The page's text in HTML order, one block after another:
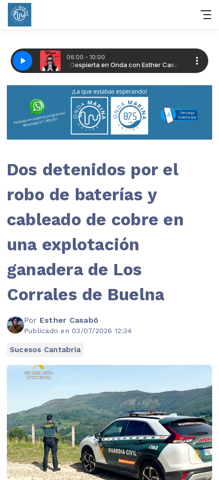
Dos detenidos por el
robo de baterías y
cableado de cobre en
una explotación
ganadera de Los
Corrales de Buelna
Por Esther Casabó
Publicado en 03/07/2026 12:34
Sucesos Cantabria